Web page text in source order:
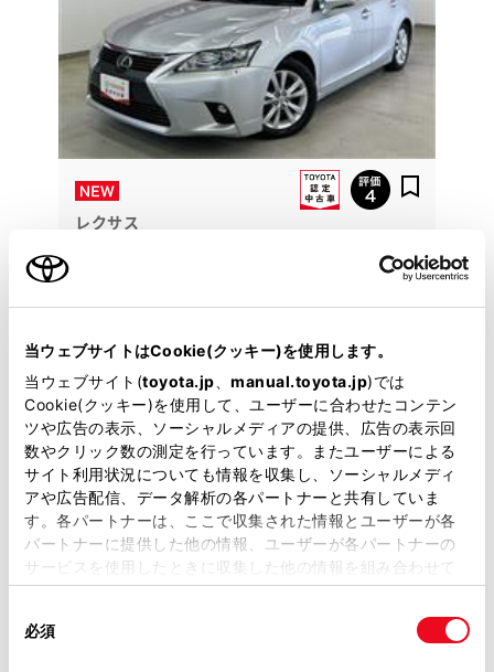
当ウェブサイトはCookie(クッキー)を使用します。
当ウェブサイト(toyota.jp manual.toyota.jp)では
Cookie(クッキー)を使用して、ユーザーに合わせたコンテン
ツや広告の表示、ソーシャルメディアの提供、広告の表示回
数やクリック数の測定を行っています。またユーザーによる
サイト利用状況についても情報を収集し、ソーシャルメディ
アや広告配信、データ解析の各パートナーと共有していま
す。各パートナーは、ここで収集された情報とユーザーが各
パートナーに提供した他の情報、ユーザーが各パートナーの
サービスを使用したときに収集した他の情報を組み合わせて
使用することがあります。当ウェブサイトの使用を続行する
必須
レクサス
プリクラッシュセーフティ・本革シート・ＥＴＣ・バッ
クモニター・クリアランスソナー・純正１６ＡＷ
支払総額 111.2
車両価格 102万円 諸費用 9.2万円
※ 価格は展示店にて8月登録の場合 ※ 消費税10％込み
頭金・ボーナス払い無し！ 月々定額払♪（通常割賦）
頭金・ボーナス払い0円 月々19,700円
年式 2014年(H26年) 走行 112,000km